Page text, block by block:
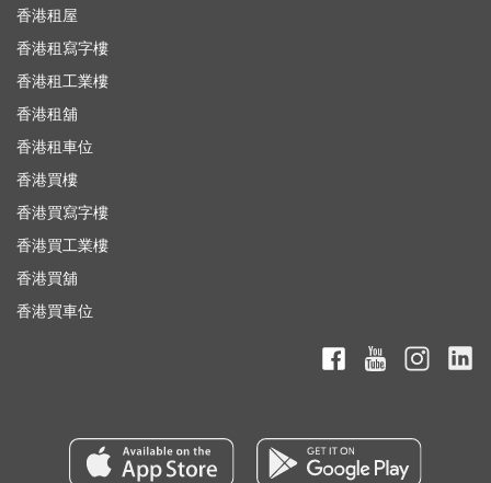
香港租屋
香港租寫字樓
香港租工業樓
香港租舖
香港租車位
香港買樓
香港買寫字樓
香港買工業樓
香港買舖
香港買車位